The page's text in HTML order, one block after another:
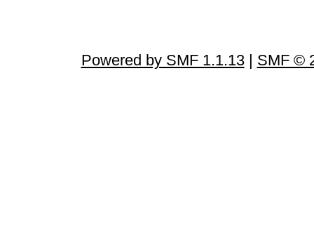
Powered by SMF 1.1.13| SMF ©